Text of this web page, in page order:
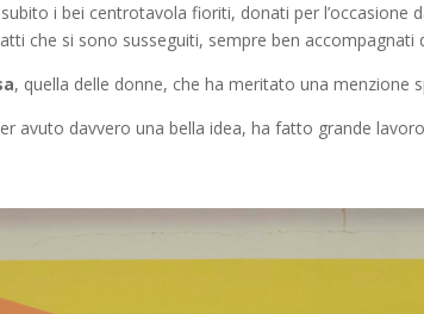
i bei centrotavola fioriti, donati per
che si sono susseguiti, sempre ben accompagnati
, quella delle donne, che ha meritato una menzione
avuto davvero una bella idea, ha fatto grande